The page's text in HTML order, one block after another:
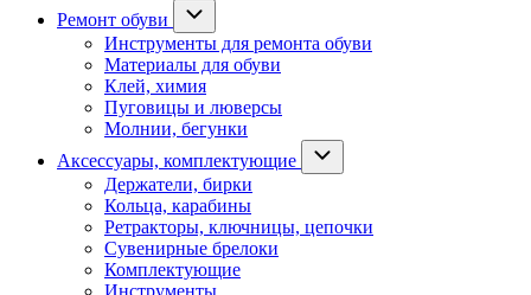
Ремонт обуви
Инструменты для ремонта обуви
Материалы для обуви
Клей, химия
Пуговицы и люверсы
Молнии, бегунки
Аксессуары, комплектующие
Держатели, бирки
Кольца, карабины
Ретракторы, ключницы, цепочки
Сувенирные брелоки
Комплектующие